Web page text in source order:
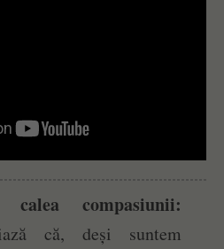
calea compasiunii:
că, deși suntem